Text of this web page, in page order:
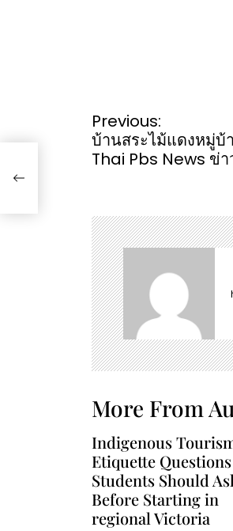
P
o
s
a
v
i
g
a
t
i
o
n
Previous:
บ้านสระไม้แดงหมู่บ้
Thai Pbs News ข่า
More From
Indigenous
Etiquette Questions
Students Should
Before Starting in
regional Victoria